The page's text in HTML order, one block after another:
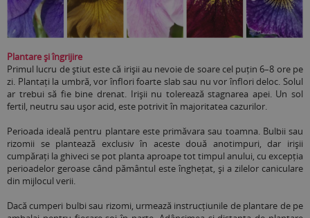
Plantare și îngrijire
Primul lucru de știut este că irișii au nevoie de soare cel puțin 6–8 ore pe
zi. Plantați la umbră, vor înflori foarte slab sau nu vor înflori deloc. Solul
ar trebui să fie bine drenat. Irișii nu tolerează stagnarea apei. Un sol
fertil, neutru sau ușor acid, este potrivit în majoritatea cazurilor.
Perioada ideală pentru plantare este primăvara sau toamna. Bulbii sau
rizomii se plantează exclusiv în aceste două anotimpuri, dar irișii
cumpărați la ghiveci se pot planta aproape tot timpul anului, cu excepția
perioadelor geroase când pământul este înghețat, și a zilelor caniculare
din mijlocul verii.
Dacă cumperi bulbi sau rizomi, urmează instrucțiunile de plantare de pe